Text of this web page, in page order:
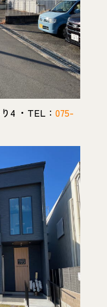
4 ・TEL： 075-